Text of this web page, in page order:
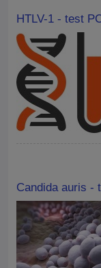
HTLV-1 - test
Candida auris -